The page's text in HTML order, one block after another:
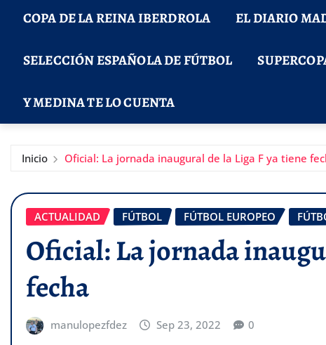
COPA DE LA REINA IBERDROLA EL DIARIO
SELECCIÓN ESPAÑOLA DE FÚTBOL
Y MEDINA TE LO CUENTA
Inicio Oficial: La jornada inaugural de la Liga F ya tiene
ACTUALIDAD FÚTBOL FÚTBOL EUROPEO
Oficial: La jornada
fecha
manulopezfdez Sep 23, 2022 0